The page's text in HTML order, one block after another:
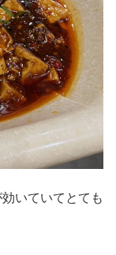
いていてとても